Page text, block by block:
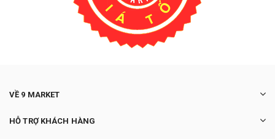
VỀ 9 MARKET
HỖ TRỢ KHÁCH HÀNG